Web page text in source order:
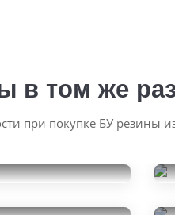
в том же
при покупке БУ резины